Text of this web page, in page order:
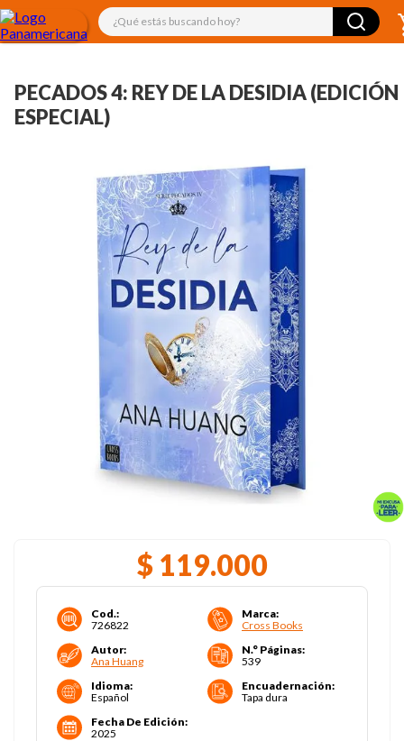
¿Qué estás buscando hoy?
PECADOS 4: REY DE LA DESIDIA (EDICIÓN
ESPECIAL)
$ 119.000
Cod.:
726822
Marca:
Cross Books
Autor:
Ana Huang
N.° Páginas:
539
Idioma:
Español
Encuadernación:
Tapa dura
Fecha De Edición:
2025